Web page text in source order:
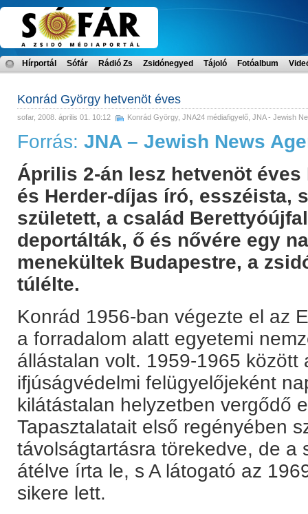
Hírportál Sófár Rádió Zs Zsidónegyed Tájoló Fotóalbum
Konrád György hetvenöt éves
sofar, 2008. április 01. 10:12 Konrád György, JNA24 médiafigyelő JNA - Jewish
Forrás: JNA – Jewish News
Április 2-án lesz hetvenöt
és Herder-díjas író, esszéista,
született, a család
deportálták, ő és nővére egy
menekültek Budapestre, a
túlélte.
Konrád 1956-ban végezte el az
a forradalom alatt egyetemi
állástalan volt. 1959-1965 között
ifjúságvédelmi felügyelőjeként
kilátástalan helyzetben vergődő
Tapasztalatait első regényében
távolságtartásra törekedve, de a
átélve írta le, s A látogató az
sikere lett.